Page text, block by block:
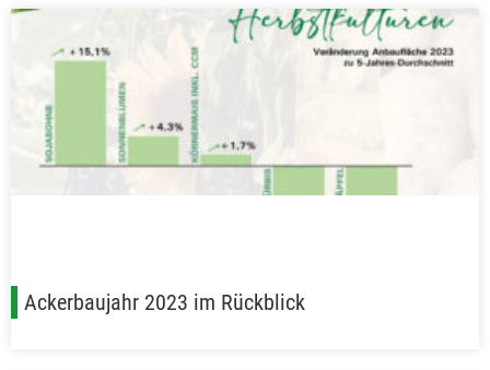
Ackerbaujahr 2023 im Rückblick